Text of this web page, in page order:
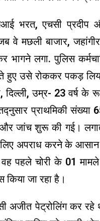
भरत, एचसी प्रदीप
मछली बाजार,
लगा. पुलिस
हुए उसे रोककर पकड़
दिल्ली, उम्र- 23
प्राथमिकी
और जांच शुरू की गई।
अपराध करने के आसान
पहले चोरी के 01
किया जा रहा है।
अजीत पेट्रोलिंग कर